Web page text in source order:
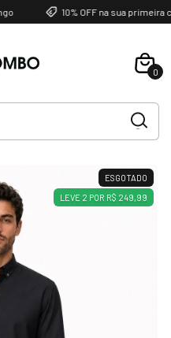
10% OFF na sua primeira
0
ESGOTADO
LEVE 2 POR R$ 249,99